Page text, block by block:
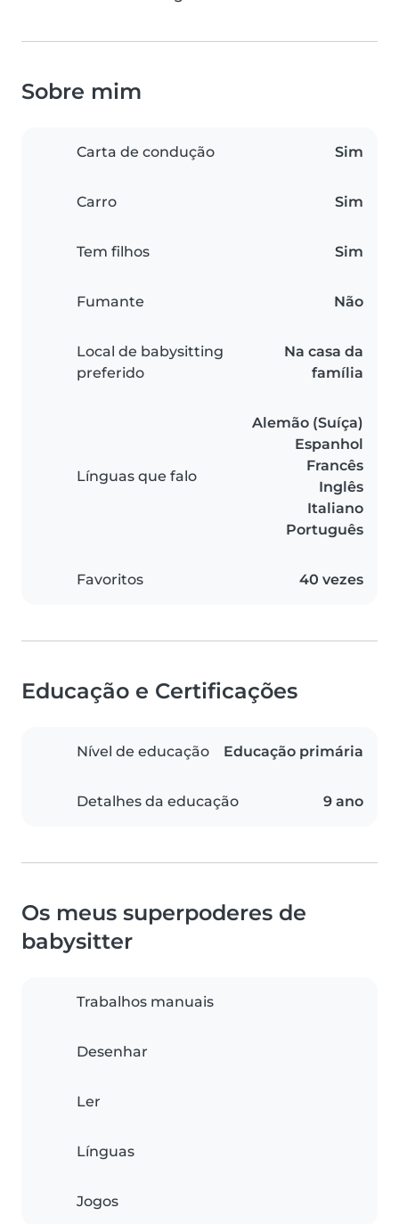
Sobre mim
Carta de condução Sim
Carro Sim
Tem filhos Sim
Fumante Não
Local de babysitting
preferido
Na casa da
família
Línguas que falo
Alemão (Suíça)
Espanhol
Francês
Inglês
Italiano
Português
Favoritos 40 vezes
Educação e Certificações
Nível de educação Educação primária
Detalhes da educação 9 ano
Os meus superpoderes de
babysitter
Trabalhos manuais
Desenhar
Ler
Línguas
Jogos